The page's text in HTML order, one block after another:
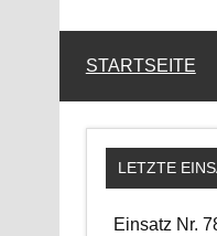
STARTSEITE
LETZTE
Einsatz Nr.